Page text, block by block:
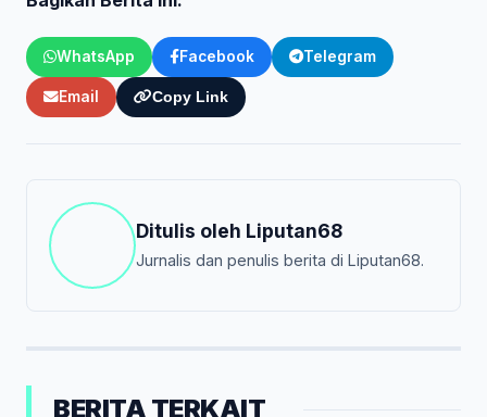
WhatsApp Facebook Telegram
Email Copy Link
Ditulis oleh Liputan68
Jurnalis dan penulis berita di Liputan68.
BERITA TERKAIT